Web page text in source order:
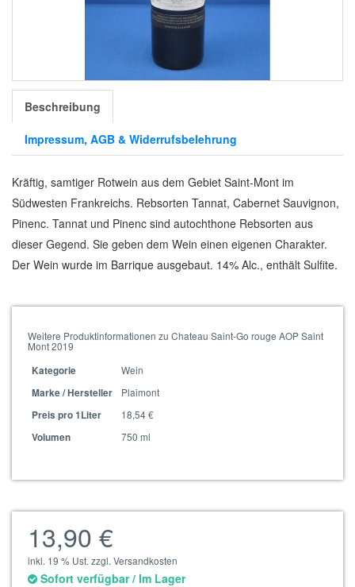
Beschreibung
Impressum, AGB & Widerrufsbelehrung
Kräftig, samtiger Rotwein aus dem Gebiet Saint-Mont im
Südwesten Frankreichs. Rebsorten Tannat, Cabernet Sauvignon,
Pinenc. Tannat und Pinenc sind autochthone Rebsorten aus
dieser Gegend. Sie geben dem Wein einen eigenen Charakter.
Der Wein wurde im Barrique ausgebaut. 14% Alc., enthält Sulfite.
Weitere Produktinformationen zu Chateau Saint-Go rouge AOP Saint
Mont 2019
Kategorie
Wein
Marke / Hersteller
Plaimont
Preis pro 1Liter
18,54 €
Volumen
750 ml
13,90 €
inkl. 19 % Ust. zzgl. Versandkosten
Sofort verfügbar / Im Lager